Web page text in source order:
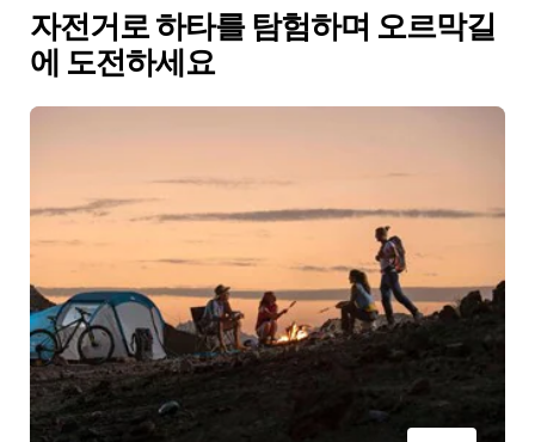
자전거로 하타를 탐험하며 오르막길
에 도전하세요